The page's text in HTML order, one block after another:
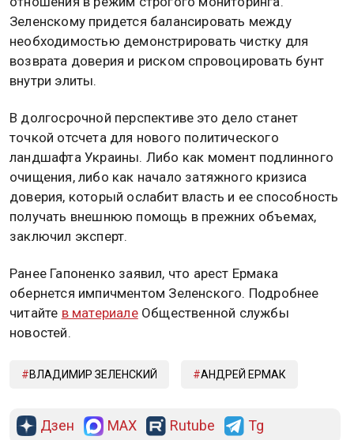
Зеленскому придется балансировать между
необходимостью демонстрировать чистку для
возврата доверия и риском спровоцировать бунт
внутри элиты.
В долгосрочной перспективе это дело станет
точкой отсчета для нового политического
ландшафта Украины. Либо как момент подлинного
очищения, либо как начало затяжного кризиса
доверия, который ослабит власть и ее способность
получать внешнюю помощь в прежних объемах,
заключил эксперт.
Ранее Гапоненко заявил, что арест Ермака
обернется импичментом Зеленского. Подробнее
читайте в материалеОбщественной службы
новостей.
ВЛАДИМИР ЗЕЛЕНСКИЙ АНДРЕЙ ЕРМАК
Дзен MAX Rutube Tg